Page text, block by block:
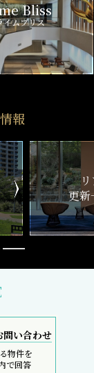
Bliss
イムブリス
報
新
問い合わせ
物件を
で回答